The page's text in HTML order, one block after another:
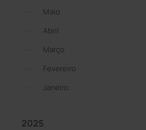
Maio
Abril
Março
Fevereiro
Janeiro
2025